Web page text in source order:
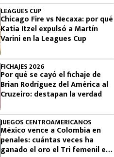
LEAGUES CUP
Chicago Fire vs Necaxa: por qué
Katia Itzel expulsó a Martín
Varini en la Leagues Cup
FICHAJES 2026
Por qué se cayó el fichaje de
Brian Rodríguez del América al
Cruzeiro: destapan la verdad
JUEGOS CENTROAMERICANOS
México vence a Colombia en
penales: cuántas veces ha
ganado el oro el Tri femenil en